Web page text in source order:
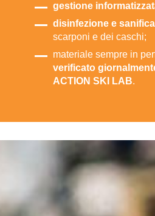
gestione
disinfezione e
scarponi e dei caschi;
materiale sempre in
verificato
ACTION SKI LAB.